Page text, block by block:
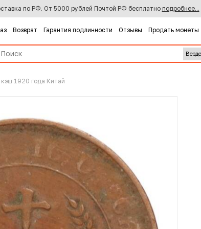
по РФ. От 5000 рублей Почтой РФ бесплатно подробнее...
Возврат Гарантия подлинности Отзывы Продать монеты
кэш 1920 года Китай